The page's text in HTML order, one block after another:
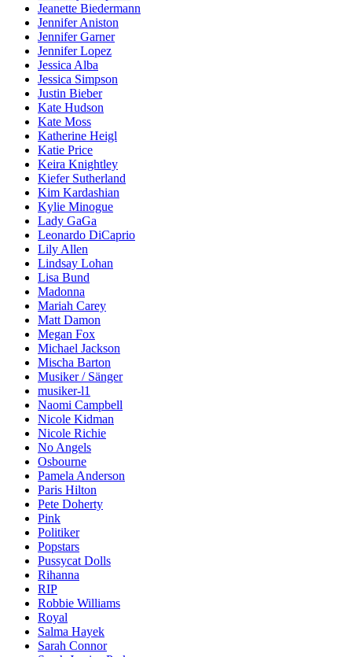
Jeanette Biedermann
Jennifer Aniston
Jennifer Garner
Jennifer Lopez
Jessica Alba
Jessica Simpson
Justin Bieber
Kate Hudson
Kate Moss
Katherine Heigl
Katie Price
Keira Knightley
Kiefer Sutherland
Kim Kardashian
Kylie Minogue
Lady GaGa
Leonardo DiCaprio
Lily Allen
Lindsay Lohan
Lisa Bund
Madonna
Mariah Carey
Matt Damon
Megan Fox
Michael Jackson
Mischa Barton
Musiker / Sänger
musiker-l1
Naomi Campbell
Nicole Kidman
Nicole Richie
No Angels
Osbourne
Pamela Anderson
Paris Hilton
Pete Doherty
Pink
Politiker
Popstars
Pussycat Dolls
Rihanna
RIP
Robbie Williams
Royal
Salma Hayek
Sarah Connor